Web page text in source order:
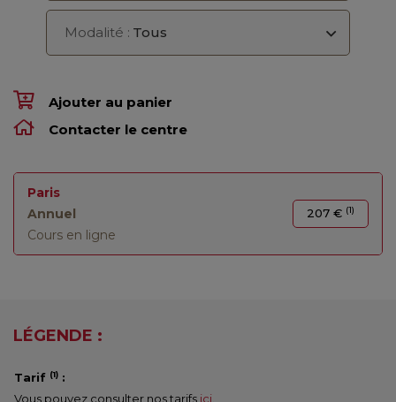
Modalité : Tous
Ajouter au panier
Contacter le centre
Paris
Annuel
Cours en ligne
207 € (1)
LÉGENDE :
Tarif (1) :
Vous pouvez consulter nos tarifs ici